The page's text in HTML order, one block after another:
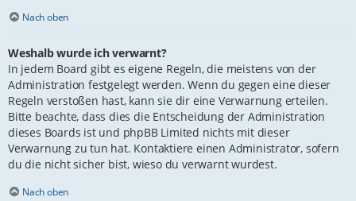
Nach oben
Weshalb wurde ich verwarnt?
In jedem Board gibt es eigene Regeln, die meistens von der
Administration festgelegt werden. Wenn du gegen eine dieser
Regeln verstoßen hast, kann sie dir eine Verwarnung erteilen.
Bitte beachte, dass dies die Entscheidung der Administration
dieses Boards ist und phpBB Limited nichts mit dieser
Verwarnung zu tun hat. Kontaktiere einen Administrator, sofern
du die nicht sicher bist, wieso du verwarnt wurdest.
Nach oben